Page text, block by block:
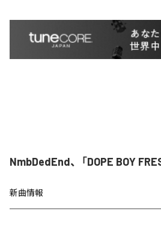
NmbDedEnd、「DOPE BOY
新曲情報